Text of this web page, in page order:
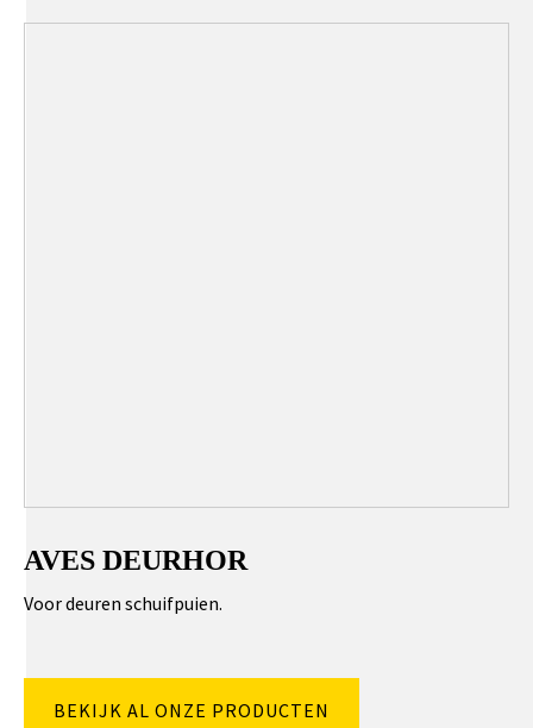
AVES DEURHOR
Voor deuren schuifpuien.
BEKIJK AL ONZE PRODUCTEN